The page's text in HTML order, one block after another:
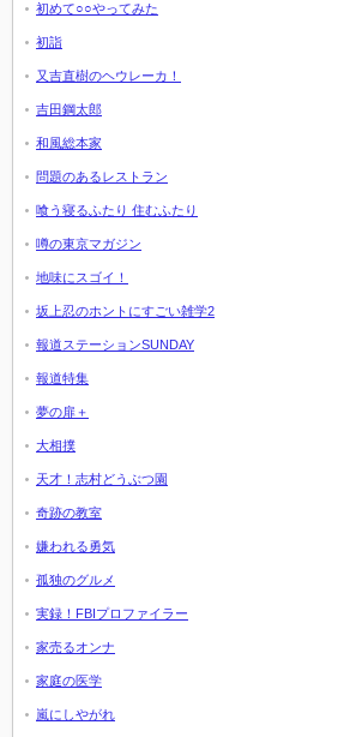
初めて○○やってみた
初詣
又吉直樹のヘウレーカ！
吉田鋼太郎
和風総本家
問題のあるレストラン
喰う寝るふたり 住むふたり
噂の東京マガジン
地味にスゴイ！
坂上忍のホントにすごい雑学2
報道ステーションSUNDAY
報道特集
夢の扉＋
大相撲
天才！志村どうぶつ園
奇跡の教室
嫌われる勇気
孤独のグルメ
実録！FBIプロファイラー
家売るオンナ
家庭の医学
嵐にしやがれ